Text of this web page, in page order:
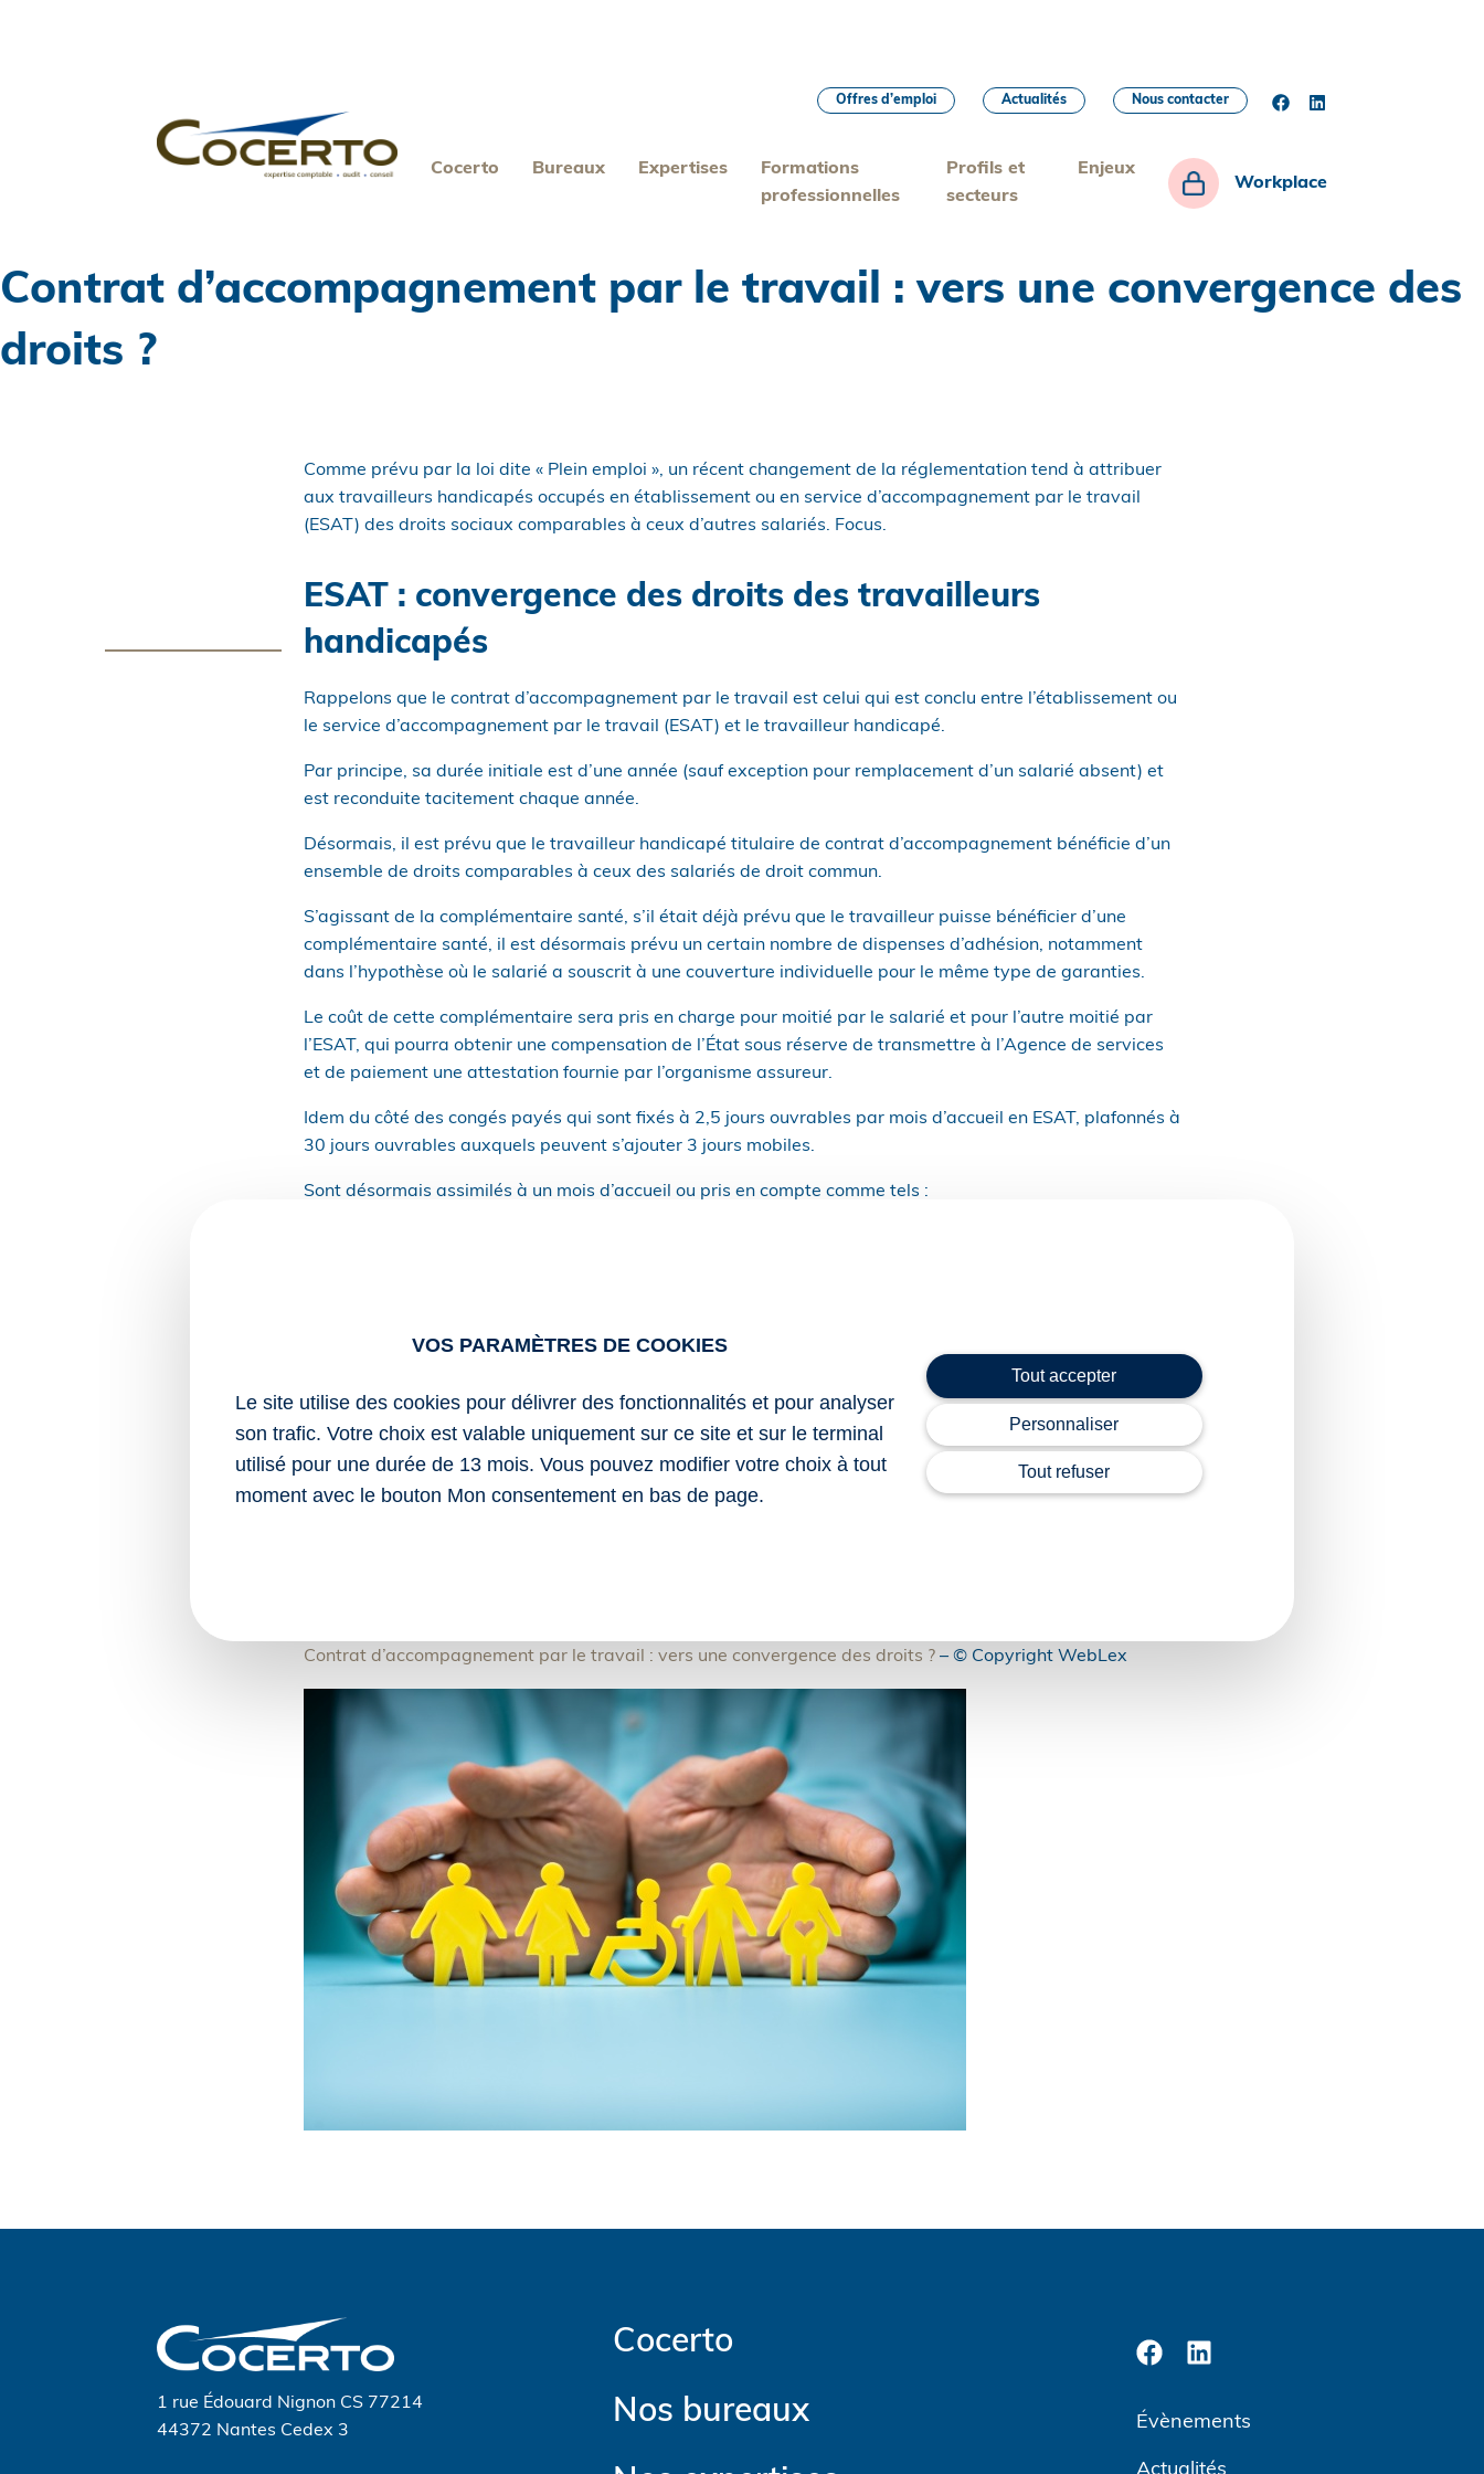
Cocerto Bureaux Expertises
Formations
professionnelles
Profils et
secteurs
Enjeux
Workplace
Offres d’emploi Actualités Nous contacter
Contrat d’accompagnement par le travail : vers une convergence des
droits ?
Comme prévu par la loi dite « Plein emploi », un récent changement de la réglementation tend à attribuer
aux travailleurs handicapés occupés en établissement ou en service d’accompagnement par le travail
(ESAT) des droits sociaux comparables à ceux d’autres salariés. Focus.
ESAT : convergence des droits des travailleurs
handicapés
Rappelons que le contrat d’accompagnement par le travail est celui qui est conclu entre l’établissement ou
le service d’accompagnement par le travail (ESAT) et le travailleur handicapé.
Par principe, sa durée initiale est d’une année (sauf exception pour remplacement d’un salarié absent) et
est reconduite tacitement chaque année.
Désormais, il est prévu que le travailleur handicapé titulaire de contrat d’accompagnement bénéficie d’un
ensemble de droits comparables à ceux des salariés de droit commun.
S’agissant de la complémentaire santé, s’il était déjà prévu que le travailleur puisse bénéficier d’une
complémentaire santé, il est désormais prévu un certain nombre de dispenses d’adhésion, notamment
dans l’hypothèse où le salarié a souscrit à une couverture individuelle pour le même type de garanties.
Le coût de cette complémentaire sera pris en charge pour moitié par le salarié et pour l’autre moitié par
l’ESAT, qui pourra obtenir une compensation de l’État sous réserve de transmettre à l’Agence de services
et de paiement une attestation fournie par l’organisme assureur.
Idem du côté des congés payés qui sont fixés à 2,5 jours ouvrables par mois d’accueil en ESAT, plafonnés à
30 jours ouvrables auxquels peuvent s’ajouter 3 jours mobiles.
Sont désormais assimilés à un mois d’accueil ou pris en compte comme tels :
À l’instar des autres salariés, l’arrêt maladie consécutif à un accident ou une maladie non professionnelle
ouvrira droit à 2 jours ouvrables de mois d’absence dans la limite de 24 jours ouvrables sur l’ensemble de
De la même manière, les conjoints et partenaires d’un PACS doivent également avoir le droit à un congé
simultané.
Contrat d’accompagnement par le travail : vers une convergence des droits ?– © Copyright WebLex
1 rue Édouard Nignon CS 77214
44372 Nantes Cedex 3
Cocerto
Nos bureaux Évènements
VOS PARAMÈTRES DE COOKIES
Le site utilise des cookies pour délivrer des fonctionnalités et pour analyser
son trafic. Votre choix est valable uniquement sur ce site et sur le terminal
utilisé pour une durée de 13 mois. Vous pouvez modifier votre choix à tout
moment avec le bouton Mon consentement en bas de page.
Tout accepter
Personnaliser
Tout refuser